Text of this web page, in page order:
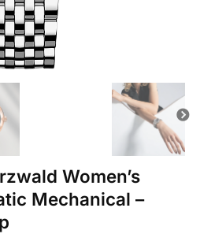
Women’s
Mechanical –